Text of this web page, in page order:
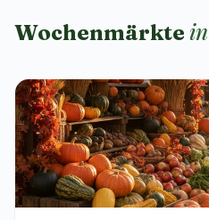
Wochenmärkte